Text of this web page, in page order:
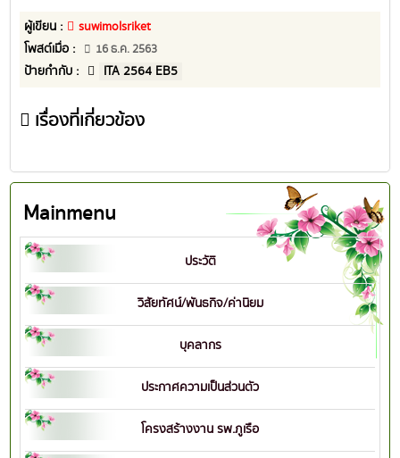
ผู้เขียน :
suwimolsriket
โพสต์เมื่อ :
16 ธ.ค. 2563
ป้ายกำกับ : ITA 2564 EB5
เรื่องที่เกี่ยวข้อง
Mainmenu
ประวัติ
วิสัยทัศน์/พันธกิจ/ค่านิยม
บุคลากร
ประกาศความเป็นส่วนตัว
โครงสร้างงาน รพ.ภูเรือ